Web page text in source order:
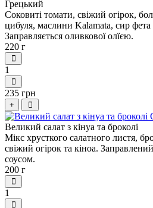
Грецький
Соковиті томати, свіжий огірок,
цибуля, маслини Kalamata, сир фета
Заправляється оливкової олїєю.
220 г
1
235 грн
+
Великий салат з кінуа та броколі
Мікс хрусткого салатного листя,
свіжий огірок та кіноа.
соусом.
200 г
1